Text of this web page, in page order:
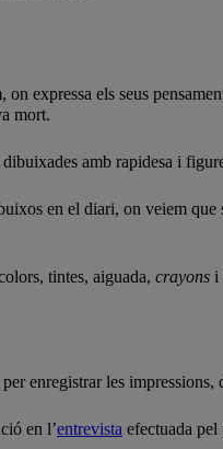
expressa els seus
mort.
amb rapidesa i
en el diari, on veiem
tintes, aiguada, crayons i
enregistrar les
en l’entrevista efectuada